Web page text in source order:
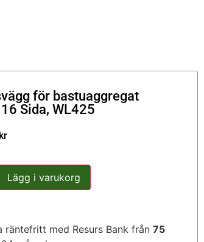
för bastuaggregat
Sida, WL425
kr
Lägg i varukorg
räntefritt med Resurs Bank från75